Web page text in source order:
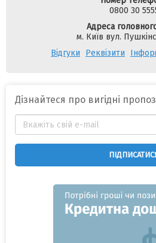
0800 30
Адреса
м. Київ вул.
Відгуки
Реквізити
Дізнайтеся про вигідні